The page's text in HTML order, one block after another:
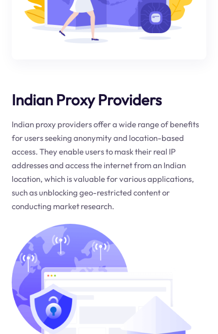
Indian Proxy Providers
Indian proxy providers offer a wide range of benefits
for users seeking anonymity and location-based
access. They enable users to mask their real IP
addresses and access the internet from an Indian
location, which is valuable for various applications,
such as unblocking geo-restricted content or
conducting market research.